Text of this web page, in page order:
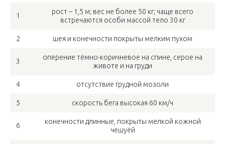
1
рост – 1,5 м; вес не более 50 кг; чаще всего
встречаются особи массой тело 30 кг
2 шея и конечности покрыты мелким пухом
3
оперение тёмно-коричневое на спине, серое на
животе и на груди
4 отсутствие грудной мозоли
5 скорость бега высокая 60 км/ч
6
конечности длинные, покрыты мелкой кожной
чешуёй